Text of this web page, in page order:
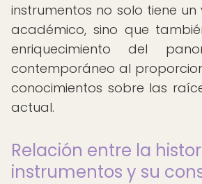
instrumentos no solo tiene
académico, sino que
enriquecimiento del
contemporáneo al
conocimientos sobre las
actual.
Relación entre la
instrumentos y su